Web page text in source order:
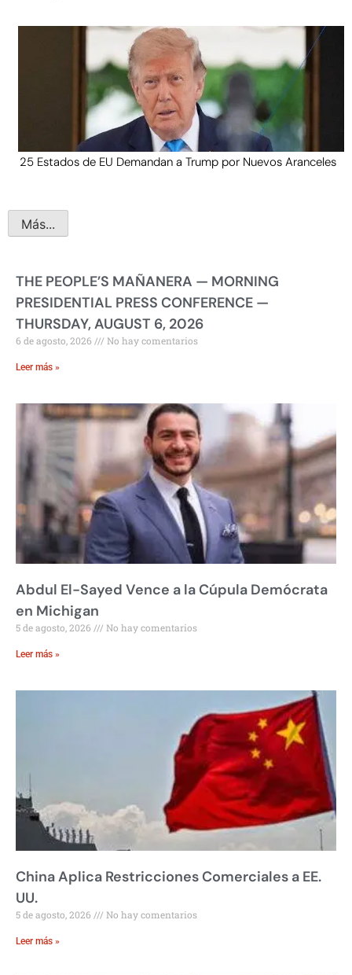
25 Estados de EU Demandan a Trump por Nuevos Aranceles
Más...
THE PEOPLE’S MAÑANERA — MORNING
PRESIDENTIAL PRESS CONFERENCE —
THURSDAY, AUGUST 6, 2026
6 de agosto, 2026 No hay comentarios
Leer más »
Abdul El-Sayed Vence a la Cúpula Demócrata
en Michigan
5 de agosto, 2026 No hay comentarios
Leer más »
China Aplica Restricciones Comerciales a EE.
UU.
5 de agosto, 2026 No hay comentarios
Leer más »